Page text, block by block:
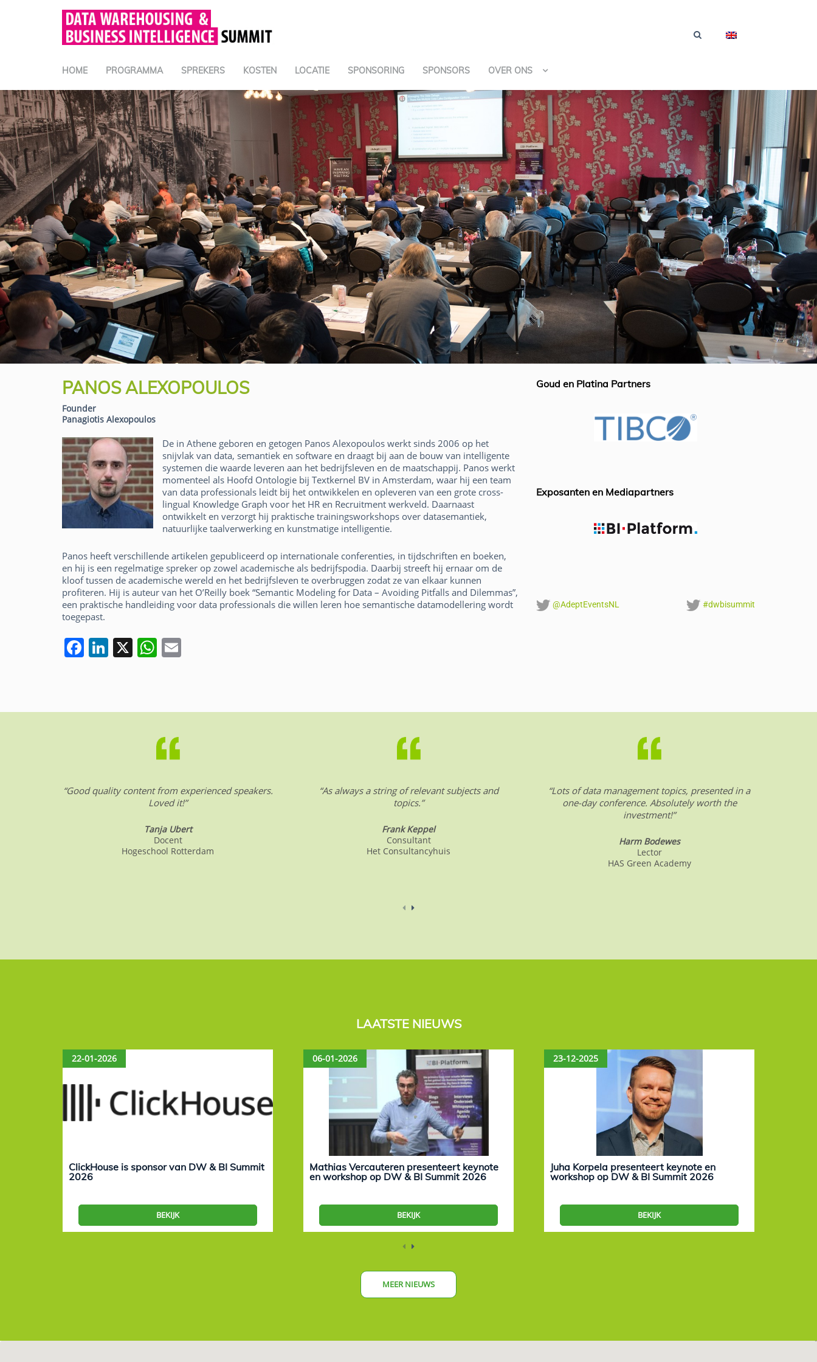
HOME PROGRAMMA SPREKERS KOSTEN LOCATIE SPONSORING SPONSORS OVER ONS
PANOS ALEXOPOULOS
Founder
Panagiotis Alexopoulos
De in Athene geboren en getogen Panos Alexopoulos werkt sinds 2006 op het
snijvlak van data, semantiek en software en draagt bij aan de bouw van intelligente
systemen die waarde leveren aan het bedrijfsleven en de maatschappij. Panos werkt
momenteel als Hoofd Ontologie bij Textkernel BV in Amsterdam, waar hij een team
van data professionals leidt bij het ontwikkelen en opleveren van een grote cross-
lingual Knowledge Graph voor het HR en Recruitment werkveld. Daarnaast
ontwikkelt en verzorgt hij praktische trainingsworkshops over datasemantiek,
natuurlijke taalverwerking en kunstmatige intelligentie.
Panos heeft verschillende artikelen gepubliceerd op internationale conferenties, in tijdschriften en boeken,
en hij is een regelmatige spreker op zowel academische als bedrijfspodia. Daarbij streeft hij ernaar om de
kloof tussen de academische wereld en het bedrijfsleven te overbruggen zodat ze van elkaar kunnen
profiteren. Hij is auteur van het O’Reilly boek “Semantic Modeling for Data – Avoiding Pitfalls and Dilemmas”,
een praktische handleiding voor data professionals die willen leren hoe semantische datamodellering wordt
toegepast.
F
e
k
Li
e
X W
s
p
p
l
Goud en Platina Partners
Exposanten en Mediapartners
@AdeptEventsNL #dwbisummit
“Good quality content from experienced speakers.
Loved it!”
Tanja Ubert
Docent
Hogeschool Rotterdam
“As always a string of relevant subjects and
topics.”
Frank Keppel
Consultant
Het Consultancyhuis
“Lots of data management topics, presented in a
one-day conference. Absolutely worth the
investment!”
Harm Bodewes
Lector
HAS Green Academy
LAATSTE NIEUWS
22-01-2026
ClickHouse is sponsor van DW & BI Summit
2026
BEKIJK
06-01-2026
Mathias Vercauteren presenteert keynote
en workshop op DW & BI Summit 2026
BEKIJK
23-12-2025
Juha Korpela presenteert keynote en
workshop op DW & BI Summit 2026
BEKIJK
MEER NIEUWS